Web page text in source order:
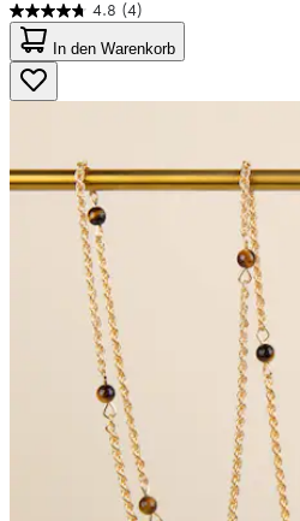
4.8 (4)
4.8
von
5
Sternen.
4
In den Warenkorb